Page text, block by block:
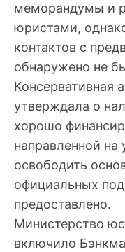
меморандумы и
юристами,
контактов с
обнаружено не
Консервативная
утверждала о
хорошо
направленной
освободить
официальных
предоставлено.
Министерство
включило